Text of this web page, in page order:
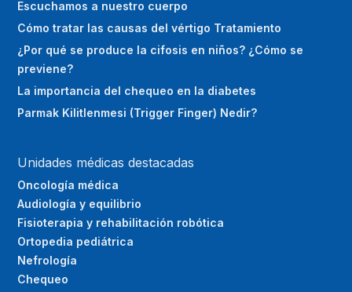
Escuchamos a nuestro cuerpo
Cómo tratar las causas del vértigo Tratamiento
¿Por qué se produce la cifosis en niños? ¿Cómo se
previene?
La importancia del chequeo en la diabetes
Parmak Kilitlenmesi (Trigger Finger) Nedir?
Unidades médicas destacadas
Oncología médica
Audiología y equilibrio
Fisioterapia y rehabilitación robótica
Ortopedia pediátrica
Nefrología
Chequeo